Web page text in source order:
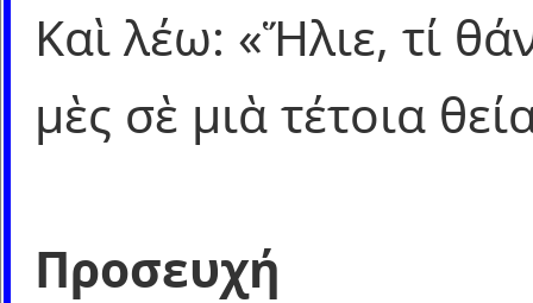
Καὶ λέω: «Ἥλιε, τί
μὲς σὲ μιὰ τέτοια
Προσευχή